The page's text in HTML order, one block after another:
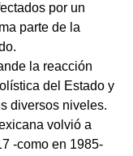
por un
parte de la
la reacción
del Estado y
diversos niveles.
volvió a
-como en 1985-